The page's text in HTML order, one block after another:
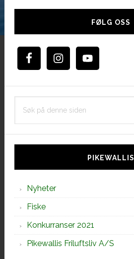
Hoved
FØLG OSS
PIKEWALLIS
Nyheter
Fiske
Konkurranser 2021
Pikewallis Friluftsliv A/S